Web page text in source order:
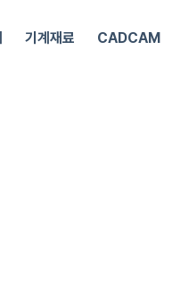
기계재료 CADCAM